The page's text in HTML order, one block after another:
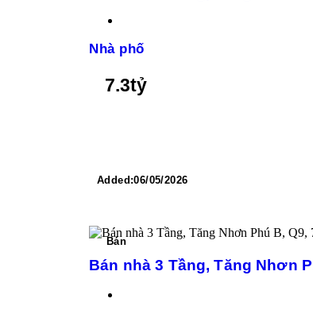
Nhà phố
7.3tỷ
Added:06/05/2026
Bán
Bán nhà 3 Tầng, Tăng Nhơn